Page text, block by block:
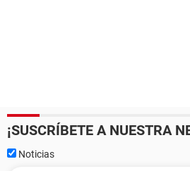
¡SUSCRÍBETE A NUESTRA
Noticias